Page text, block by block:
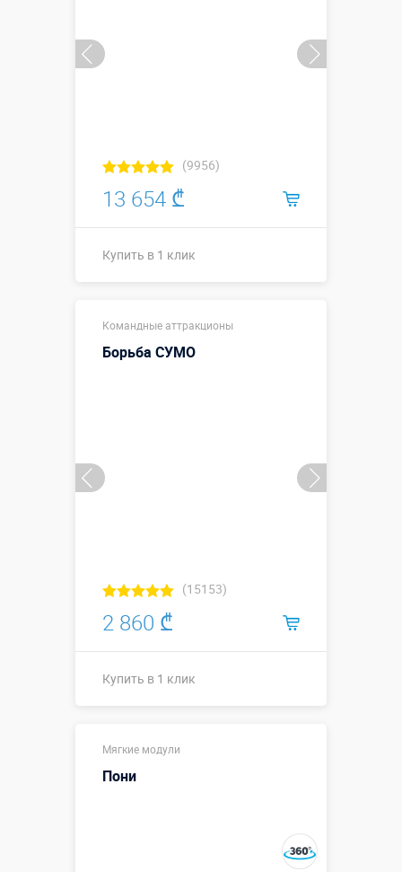
(9956)
13 654 ₾
Купить в 1 клик
Размеры, м:
↕2,2 м.
Больше деталей →
Командные аттракционы
Борьба СУМО
(15153)
2 860 ₾
Купить в 1 клик
Больше деталей →
Мягкие модули
Пони